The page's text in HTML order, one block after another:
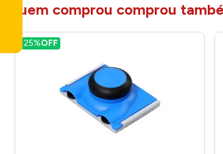
quem comprou comprou
25%OFF